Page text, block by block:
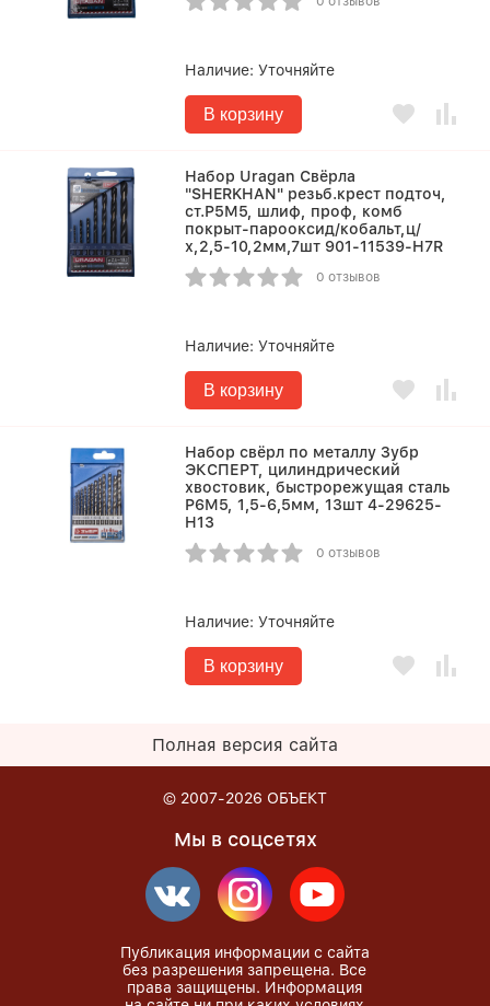
Наличие:Уточняйте
В корзину
Набор Uragan Свёрла
"SHERKHAN" резьб.крест подточ,
ст.Р5М5, шлиф, проф, комб
покрыт-парооксид/кобальт,ц/
х,2,5-10,2мм,7шт 901-11539-H7R
0 отзывов
Наличие:Уточняйте
В корзину
Набор свёрл по металлу Зубр
ЭКСПЕРТ, цилиндрический
хвостовик, быстрорежущая сталь
Р6М5, 1,5-6,5мм, 13шт 4-29625-
H13
0 отзывов
Наличие:Уточняйте
В корзину
Полная версия сайта
© 2007-2026 ОБЪЕКТ
Мы в соцсетях
Публикация информации с сайта
без разрешения запрещена. Все
права защищены. Информация